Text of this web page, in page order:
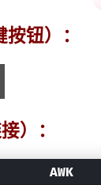
钮）：
）：